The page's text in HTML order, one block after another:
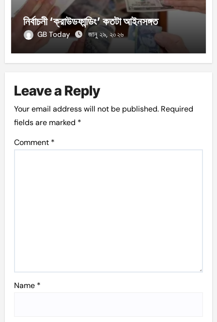
নির্বাচনী ‘ক্রাউডফান্ডিং’ কতটা আইনসঙ্গত
GB Today জানু ২৯, ২০২৬
Leave a Reply
Your email address will not be published. Required
fields are marked *
Comment *
Name *